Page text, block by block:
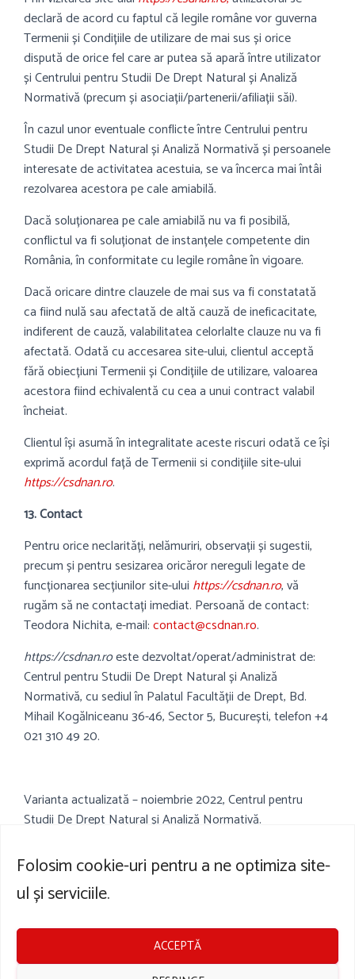
Folosim cookie-uri pentru a ne optimiza site-
ul și serviciile.
ACCEPTĂ
declară de acord cu faptul că legile române vor guverna
Termenii și Condițiile de utilizare de mai sus și orice
dispută de orice fel care ar putea să apară între utilizator
și Centrului pentru Studii De Drept Natural și Analiză
Normativă (precum și asociații/partenerii/afiliații săi).
În cazul unor eventuale conflicte între Centrului pentru
Studii De Drept Natural și Analiză Normativă și persoanele
interesate de activitatea acestuia, se va încerca mai întâi
rezolvarea acestora pe cale amiabilă.
Dacă soluționarea pe cale amiabilă nu va fi posibilă,
conflictul va fi soluționat de instanțele competente din
România, în conformitate cu legile române în vigoare.
Dacă oricare dintre clauzele de mai sus va fi constatată
ca fiind nulă sau afectată de altă cauză de ineficacitate,
indiferent de cauză, valabilitatea celorlalte clauze nu va fi
afectată. Odată cu accesarea site-ului, clientul acceptă
fără obiecțiuni Termenii și Condițiile de utilizare, valoarea
acestora fiind echivalentă cu cea a unui contract valabil
încheiat.
Clientul își asumă în integralitate aceste riscuri odată ce își
exprimă acordul față de Termenii si condițiile site-ului
https://csdnan.ro.
13. Contact
Pentru orice neclarități, nelămuriri, observații și sugestii,
precum și pentru sesizarea oricăror nereguli legate de
funcționarea secțiunilor site-ului https://csdnan.ro, vă
rugăm să ne contactați imediat. Persoană de contact:
Teodora Nichita, e-mail:contact@csdnan.ro.
https://csdnan.roeste dezvoltat/operat/administrat de:
Centrul pentru Studii De Drept Natural și Analiză
Normativă, cu sediul în Palatul Facultății de Drept, Bd.
Mihail Kogălniceanu 36-46, Sector 5, București, telefon +4
021 310 49 20.
Varianta actualizată – noiembrie 2022, Centrul pentru
Studii De Drept Natural și Analiză Normativă.
Contact
Palatul Facultății de Drept,
Bd. Mihail Kogălniceanu 36-
Politică cookie-uri